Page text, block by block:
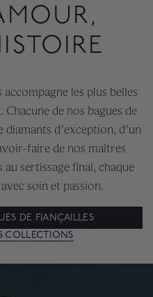
les plus belles
de nos bagues de
d’exception, d’un
faire de nos maîtres
sertissage final, chaque
soin et passion.
DE FIANÇAILLES
COLLECTIONS